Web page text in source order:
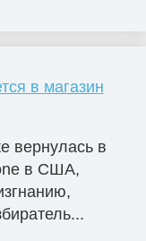
в магазин
вернулась в
в США,